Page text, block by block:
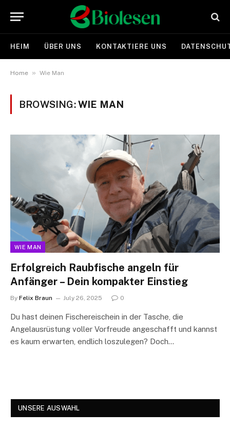
HEIM ÜBER UNS KONTAKTIERE UNS
Home » Wie Man
BROWSING:WIE MAN
WIE MAN
Erfolgreich Raubfische angeln für
Anfänger – Dein kompakter Einstieg
By Felix Braun July 26, 2025 0
Du hast deinen Fischereischein in der Tasche, die
Angelausrüstung voller Vorfreude angeschafft und kannst
es kaum erwarten, endlich loszulegen? Doch…
UNSERE AUSWAHL